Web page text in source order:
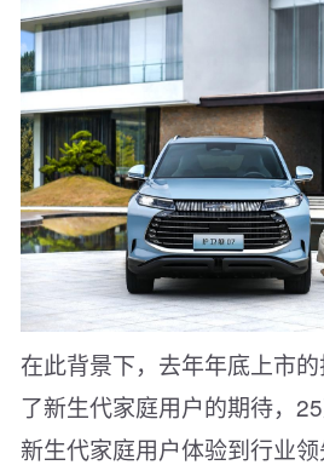
在此背景下，去年年底上市
了新生代家庭用户的期待，
新生代家庭用户体验到行业领